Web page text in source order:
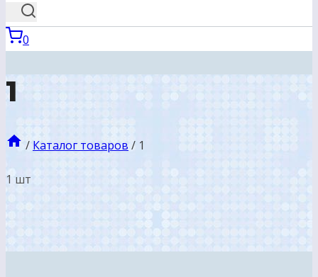
0
1
/ Каталог товаров / 1
1 шт